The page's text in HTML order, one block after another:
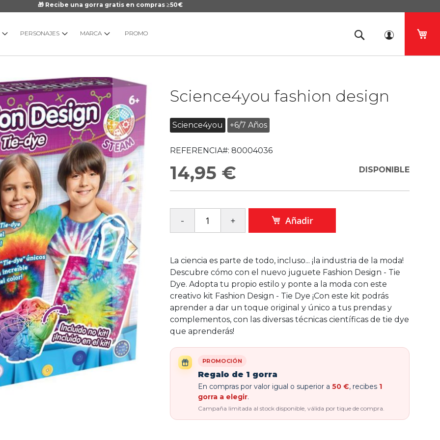
🎁 Recibe una gorra gratis en compras ≥50€
PERSONAJES MARCA PROMO
Science4you fashion design
Science4you +6/7 Años
REFERENCIA#: 80004036
14,95 € DISPONIBLE
Añadir
La ciencia es parte de todo, incluso... ¡la industria de la moda!
Descubre cómo con el nuevo juguete Fashion Design - Tie
Dye. Adopta tu propio estilo y ponte a la moda con este
creativo kit Fashion Design - Tie Dye ¡Con este kit podrás
aprender a dar un toque original y único a tus prendas y
complementos, con las diversas técnicas científicas de tie dye
que aprenderás!
PROMOCIÓN
Regalo de 1 gorra
En compras por valor igual o superior a 50 €, recibes 1
gorra a elegir.
Campaña limitada al stock disponible, válida por tique de compra.
imágenes